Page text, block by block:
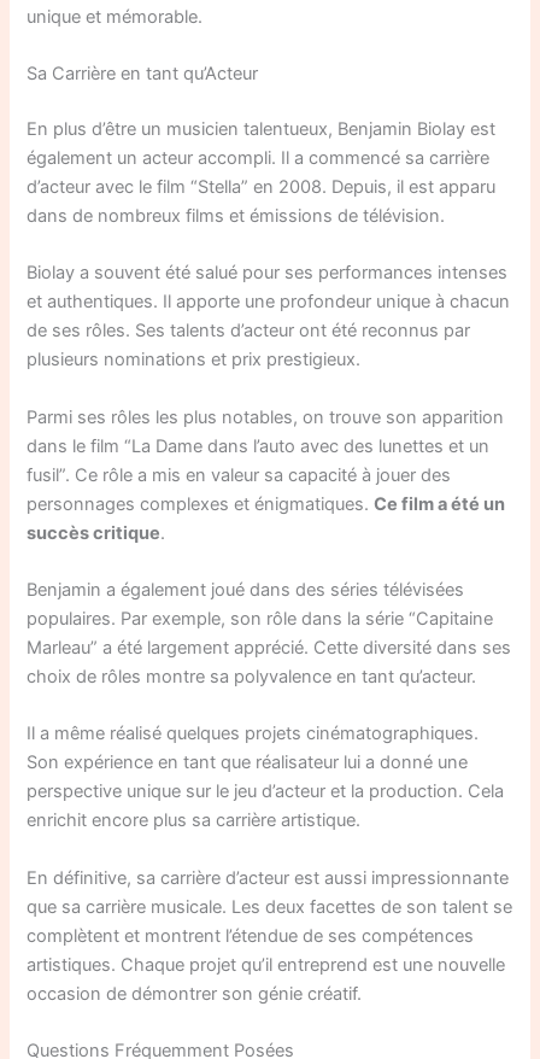
unique et mémorable.
Sa Carrière en tant qu’Acteur
En plus d’être un musicien talentueux, Benjamin Biolay est
également un acteur accompli. Il a commencé sa carrière
d’acteur avec le film “Stella” en 2008. Depuis, il est apparu
dans de nombreux films et émissions de télévision.
Biolay a souvent été salué pour ses performances intenses
et authentiques. Il apporte une profondeur unique à chacun
de ses rôles. Ses talents d’acteur ont été reconnus par
plusieurs nominations et prix prestigieux.
Parmi ses rôles les plus notables, on trouve son apparition
dans le film “La Dame dans l’auto avec des lunettes et un
fusil”. Ce rôle a mis en valeur sa capacité à jouer des
personnages complexes et énigmatiques.Ce film a été un
succès critique.
Benjamin a également joué dans des séries télévisées
populaires. Par exemple, son rôle dans la série “Capitaine
Marleau” a été largement apprécié. Cette diversité dans ses
choix de rôles montre sa polyvalence en tant qu’acteur.
Il a même réalisé quelques projets cinématographiques.
Son expérience en tant que réalisateur lui a donné une
perspective unique sur le jeu d’acteur et la production. Cela
enrichit encore plus sa carrière artistique.
En définitive, sa carrière d’acteur est aussi impressionnante
que sa carrière musicale. Les deux facettes de son talent se
complètent et montrent l’étendue de ses compétences
artistiques. Chaque projet qu’il entreprend est une nouvelle
occasion de démontrer son génie créatif.
Questions Fréquemment Posées